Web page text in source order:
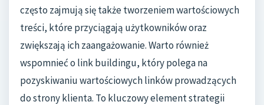
często zajmują się także tworzeniem wartościowych
treści, które przyciągają użytkowników oraz
zwiększają ich zaangażowanie. Warto również
wspomnieć o link buildingu, który polega na
pozyskiwaniu wartościowych linków prowadzących
do strony klienta. To kluczowy element strategii